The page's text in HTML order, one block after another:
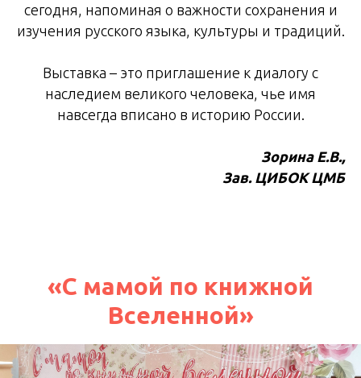
сегодня, напоминая о важности сохранения и
изучения русского языка, культуры и традиций.
Выставка – это приглашение к диалогу с
наследием великого человека, чье имя
навсегда вписано в историю России.
Зорина Е.В.,
Зав. ЦИБОК ЦМБ
«C мамой по книжной
Вселенной»